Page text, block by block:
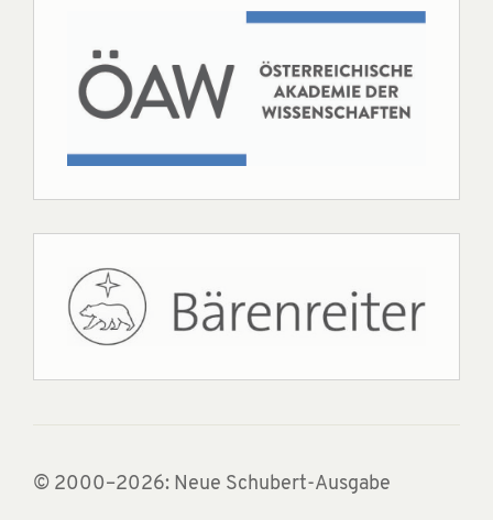
© 2000–2026: Neue Schubert-Ausgabe